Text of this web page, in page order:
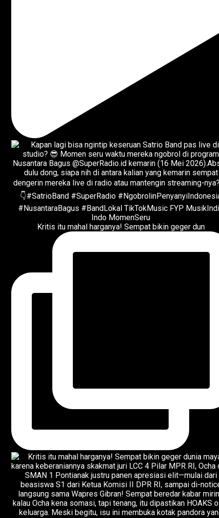
Kritis itu mahal harganya! Sempat bikin geger dun